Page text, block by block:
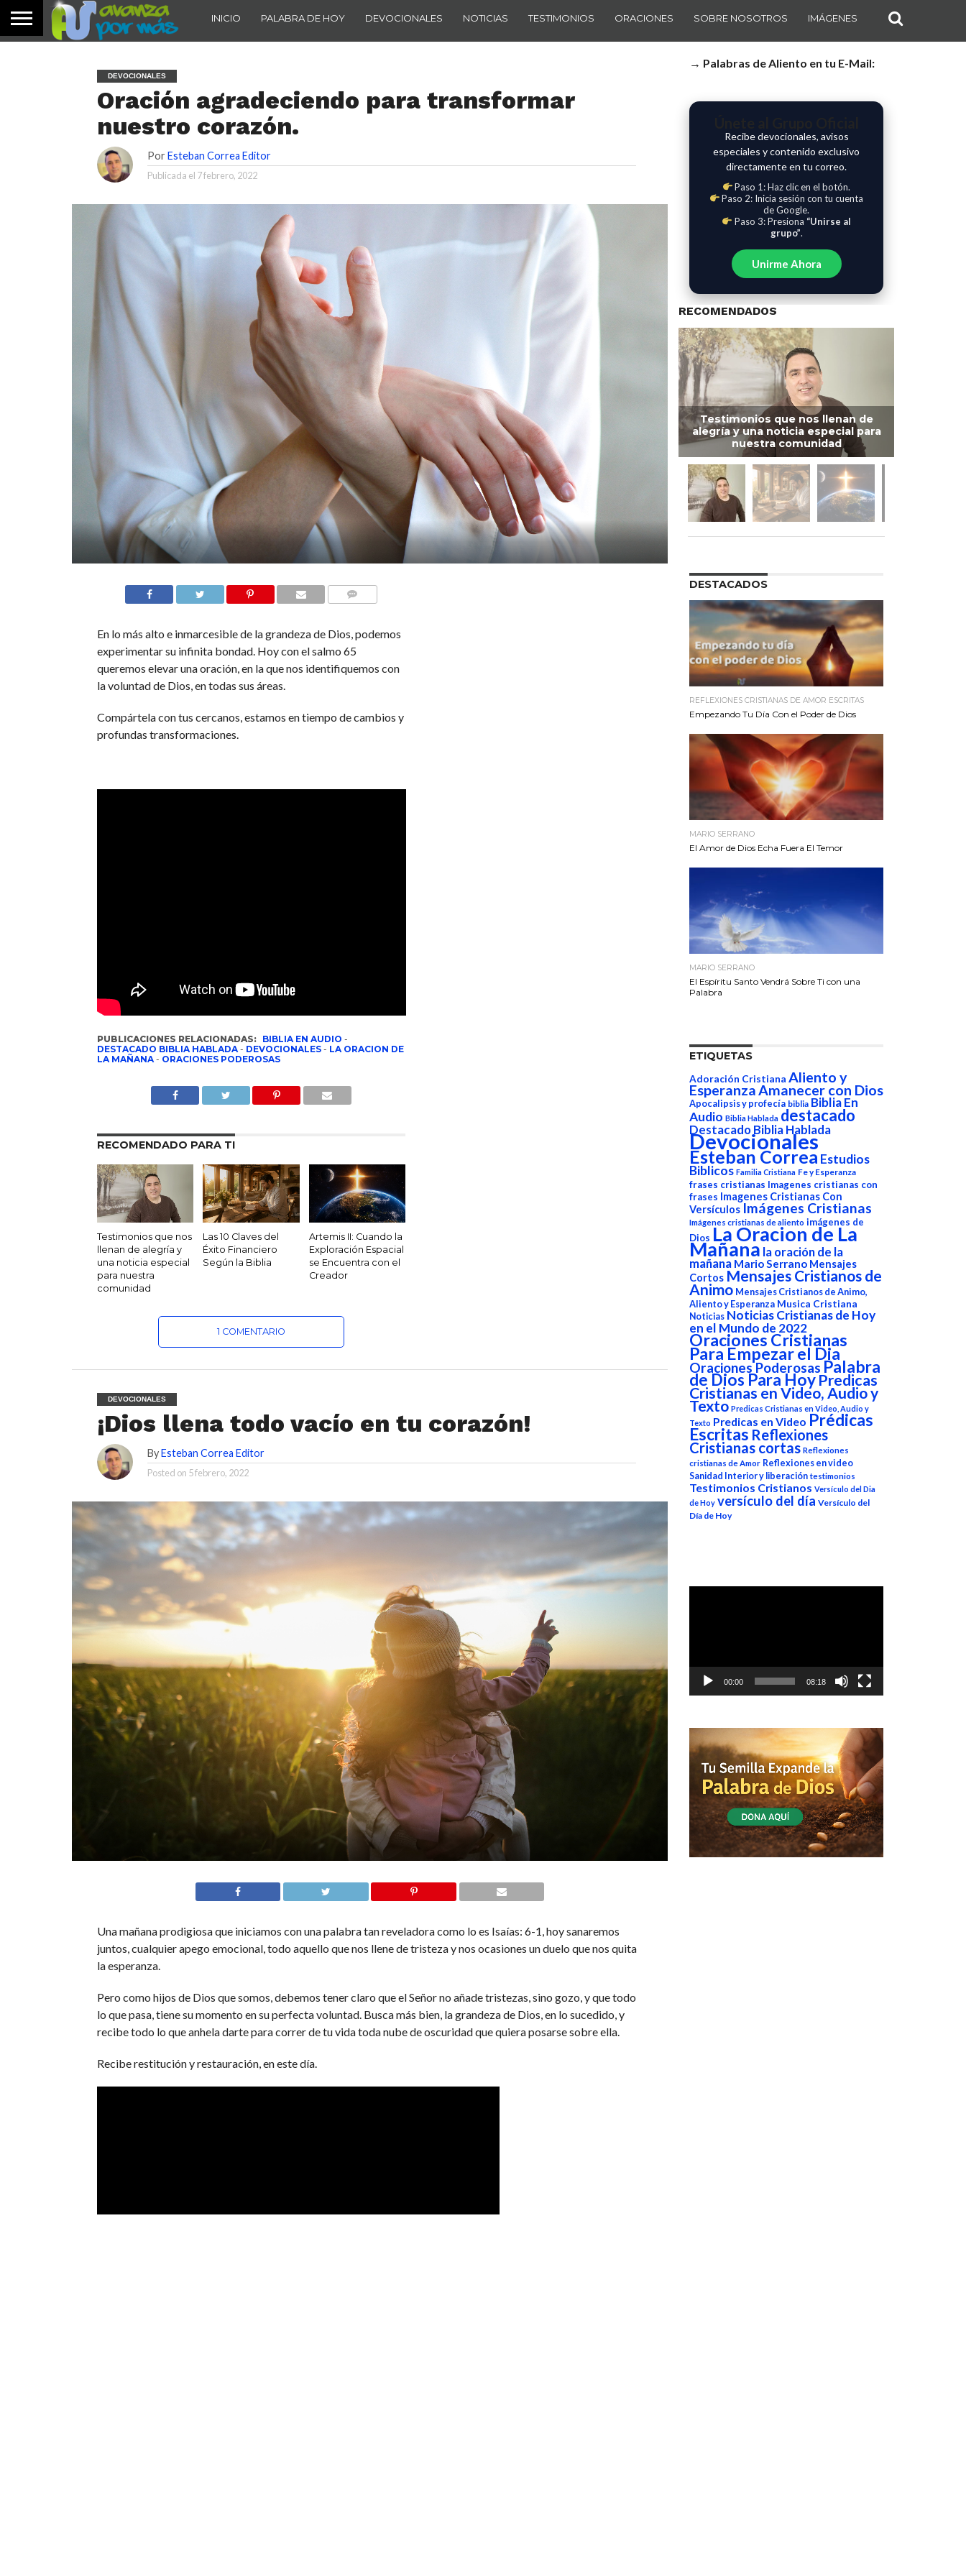
INICIO PALABRA DE HOY DEVOCIONALES NOTICIAS TESTIMONIOS ORACIONES SOBRE NOSOTROS IMÁGENES
DEVOCIONALES
Oración agradeciendo para transformar
nuestro corazón.
Por Esteban Correa Editor
Publicada el 7 febrero, 2022
En lo más alto e inmarcesible de la grandeza de Dios, podemos
experimentar su infinita bondad. Hoy con el salmo 65
queremos elevar una oración, en la que nos identifiquemos con
la voluntad de Dios, en todas sus áreas.
Compártela con tus cercanos, estamos en tiempo de cambios y
profundas transformaciones.
PUBLICACIONES RELACIONADAS: BIBLIA EN AUDIO -
DESTACADO BIBLIA HABLADA- DEVOCIONALES- LA ORACION DE
LA MAÑANA- ORACIONES PODEROSAS
RECOMENDADO PARA TI
Testimonios que nos
llenan de alegría y
una noticia especial
para nuestra
comunidad
Las 10 Claves del
Éxito Financiero
Según la Biblia
Artemis II: Cuando la
Exploración Espacial
se Encuentra con el
Creador
1 COMENTARIO
DEVOCIONALES
¡Dios llena todo vacío en tu corazón!
ByEsteban Correa Editor
Posted on 5 febrero, 2022
Una mañana prodigiosa que iniciamos con una palabra tan reveladora como lo es Isaías: 6-1, hoy sanaremos
juntos, cualquier apego emocional, todo aquello que nos llene de tristeza y nos ocasiones un duelo que nos quita
la esperanza.
Pero como hijos de Dios que somos, debemos tener claro que el Señor no añade tristezas, sino gozo, y que todo
lo que pasa, tiene su momento en su perfecta voluntad. Busca más bien, la grandeza de Dios, en lo sucedido, y
recibe todo lo que anhela darte para correr de tu vida toda nube de oscuridad que quiera posarse sobre ella.
Recibe restitución y restauración, en este día.
→ Palabras de Aliento en tu E-Mail:
Recibe devocionales, avisos
especiales y contenido exclusivo
directamente en tu correo.
Paso 1: Haz clic en el botón.
Paso 2: Inicia sesión con tu cuenta
de Google.
Paso 3: Presiona “Unirse al
grupo”.
Unirme Ahora
RECOMENDADOS
Testimonios que nos llenan de
alegría y una noticia especial para
nuestra comunidad
DESTACADOS
REFLEXIONES CRISTIANAS DE AMOR ESCRITAS
Empezando Tu Día Con el Poder de Dios
MARIO SERRANO
El Amor de Dios Echa Fuera El Temor
MARIO SERRANO
El Espíritu Santo Vendrá Sobre Ti con una
Palabra
ETIQUETAS
Adoración Cristiana Aliento y
EsperanzaAmanecer con Dios
Apocalipsis y profecía biblia Biblia En
Audio Biblia Hablada destacado
Destacado Biblia Hablada
Devocionales
Esteban Correa Estudios
Biblicos Familia Cristiana Fe y Esperanza
frases cristianas Imagenes cristianas con
frases Imagenes Cristianas Con
Versículos Imágenes Cristianas
Imágenes cristianas de aliento imágenes de
Dios La Oracion de La
Mañana la oración de la
mañana Mario Serrano Mensajes
Cortos Mensajes Cristianos de
Animo Mensajes Cristianos de Animo,
Aliento y Esperanza Musica Cristiana
Noticias Noticias Cristianas de Hoy
en el Mundo de 2022
Oraciones Cristianas
Para Empezar el Dia
Oraciones Poderosas Palabra
de Dios Para HoyPredicas
Cristianas en Video, Audio y
Texto Predicas Cristianas en Video, Audio y
Texto Predicas en Video Prédicas
Escritas Reflexiones
Cristianas cortas Reflexiones
cristianas de Amor Reflexiones en video
Sanidad Interior y liberación testimonios
Testimonios Cristianos Versículo del Dia
de Hoy versículo del día Versículo del
Día de Hoy
Reproductor
00:00 08:18